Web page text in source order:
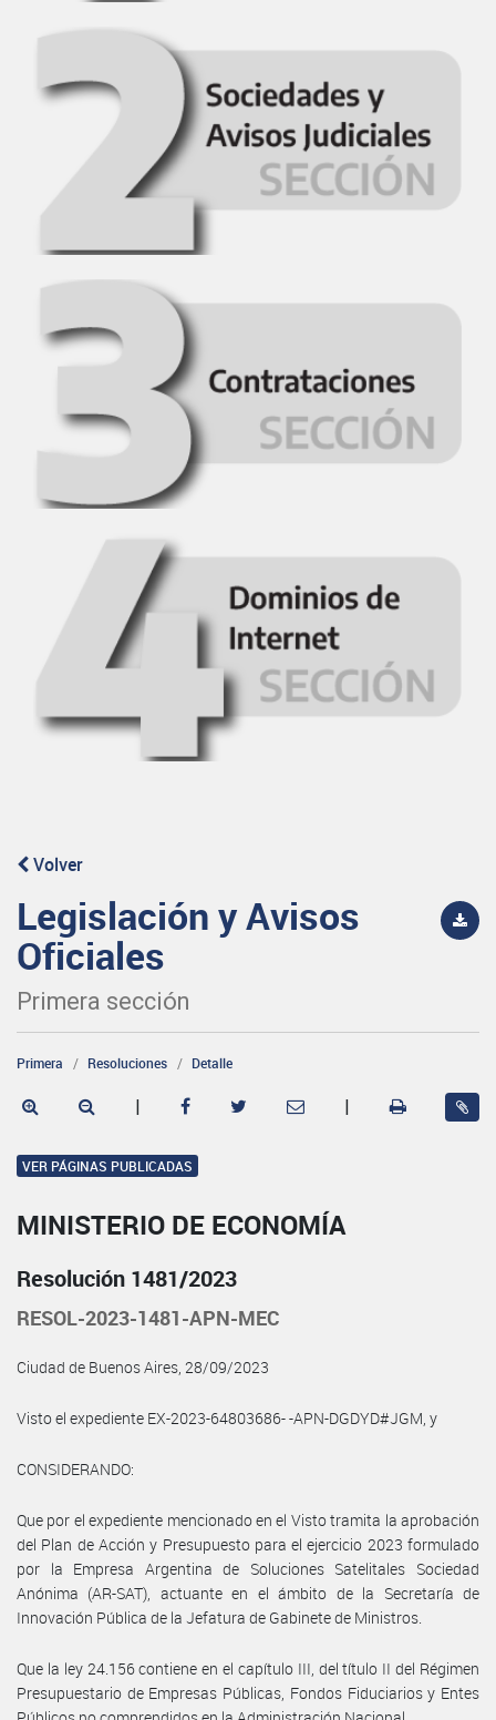
Volver
Legislación y Avisos
Oficiales
Primera sección
Primera Resoluciones Detalle
| |
VER PÁGINAS PUBLICADAS
MINISTERIO DE ECONOMÍA
Resolución 1481/2023
RESOL-2023-1481-APN-MEC
Ciudad de Buenos Aires, 28/09/2023
Visto el expediente EX-2023-64803686- -APN-DGDYD#JGM, y
CONSIDERANDO:
Que por el expediente mencionado en el Visto tramita la aprobación
del Plan de Acción y Presupuesto para el ejercicio 2023 formulado
por la Empresa Argentina de Soluciones Satelitales Sociedad
Anónima (AR-SAT), actuante en el ámbito de la Secretaría de
Innovación Pública de la Jefatura de Gabinete de Ministros.
Que la ley 24.156 contiene en el capítulo III, del título II del Régimen
Presupuestario de Empresas Públicas, Fondos Fiduciarios y Entes